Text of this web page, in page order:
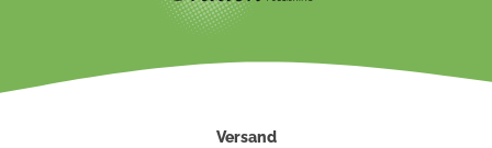
Versand